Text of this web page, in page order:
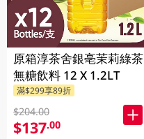
原箱淳茶舍銀亳茉莉綠茶
無糖飲料 12 X 1.2LT
滿$299享89折
$204.00
$137.00